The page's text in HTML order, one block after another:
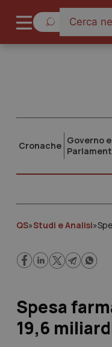
Cronache Governo e
QS»Studi e Analisi»
Spesa
19,6